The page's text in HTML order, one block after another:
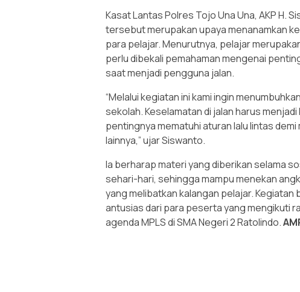
Kasat Lantas Polres Tojo Una Una, AKP H.
tersebut merupakan upaya menanamkan
para pelajar. Menurutnya, pelajar
perlu dibekali pemahaman mengenai
saat menjadi pengguna jalan.
“Melalui kegiatan ini kami ingin
sekolah. Keselamatan di jalan harus
pentingnya mematuhi aturan lalu lintas
lainnya,” ujar Siswanto.
Ia berharap materi yang diberikan selama
sehari-hari, sehingga mampu menekan
yang melibatkan kalangan pelajar.
antusias dari para peserta yang mengikuti
agenda MPLS di SMA Negeri 2 Ratolindo.